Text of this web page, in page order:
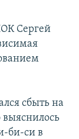
Сергей
сбыть на
выяснилось
би-си в